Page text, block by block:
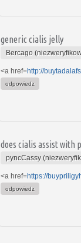
generic cialis jelly
Bercago
<a href=http://
odpowiedz
does cialis assist with
pyncCassy
<a href=https://
odpowiedz